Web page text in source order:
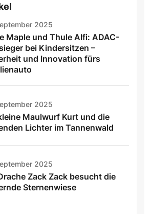
2025
Maple und Thule Alfi: ADAC-
bei Kindersitzen –
und Innovation fürs
2025
Maulwurf Kurt und die
Lichter im Tannenwald
2025
Zack Zack besucht die
Sternenwiese